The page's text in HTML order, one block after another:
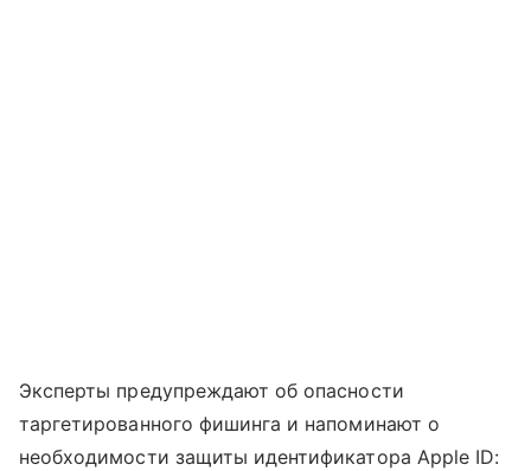
Эксперты предупреждают об опасности
таргетированного фишинга и напоминают о
необходимости защиты идентификатора Apple ID: